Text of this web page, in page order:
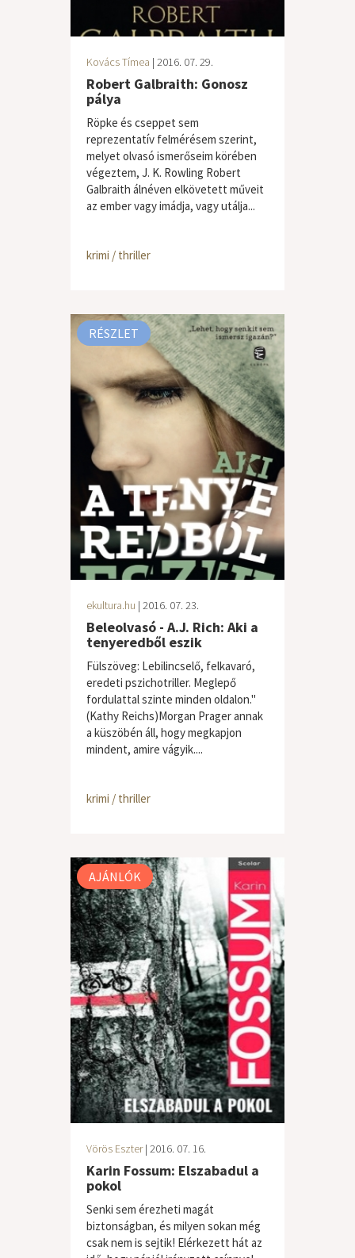
Kovács Tímea | 2016. 07. 29.
Robert Galbraith: Gonosz
pálya
Röpke és cseppet sem
reprezentatív felmérésem szerint,
melyet olvasó ismerőseim körében
végeztem, J. K. Rowling Robert
Galbraith álnéven elkövetett műveit
az ember vagy imádja, vagy utálja...
krimi / thriller
RÉSZLET
ekultura.hu | 2016. 07. 23.
Beleolvasó - A.J. Rich: Aki a
tenyeredből eszik
Fülszöveg: Lebilincselő, felkavaró,
eredeti pszichotriller. Meglepő
fordulattal szinte minden oldalon."
(Kathy Reichs)Morgan Prager annak
a küszöbén áll, hogy megkapjon
mindent, amire vágyik....
krimi / thriller
AJÁNLÓK
Vörös Eszter| 2016. 07. 16.
Karin Fossum: Elszabadul a
pokol
Senki sem érezheti magát
biztonságban, és milyen sokan még
csak nem is sejtik! Elérkezett hát az